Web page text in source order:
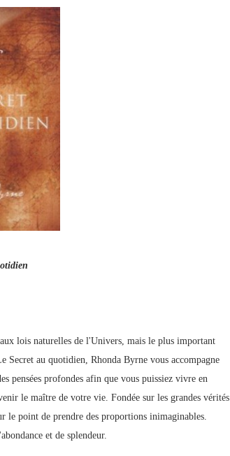
lois naturelles de l'Univers, mais le plus important
Secret au quotidien, Rhonda Byrne vous accompagne
pensées profondes afin que vous puissiez vivre en
le maître de votre vie. Fondée sur les grandes vérités
le point de prendre des proportions inimaginables.
et de splendeur.